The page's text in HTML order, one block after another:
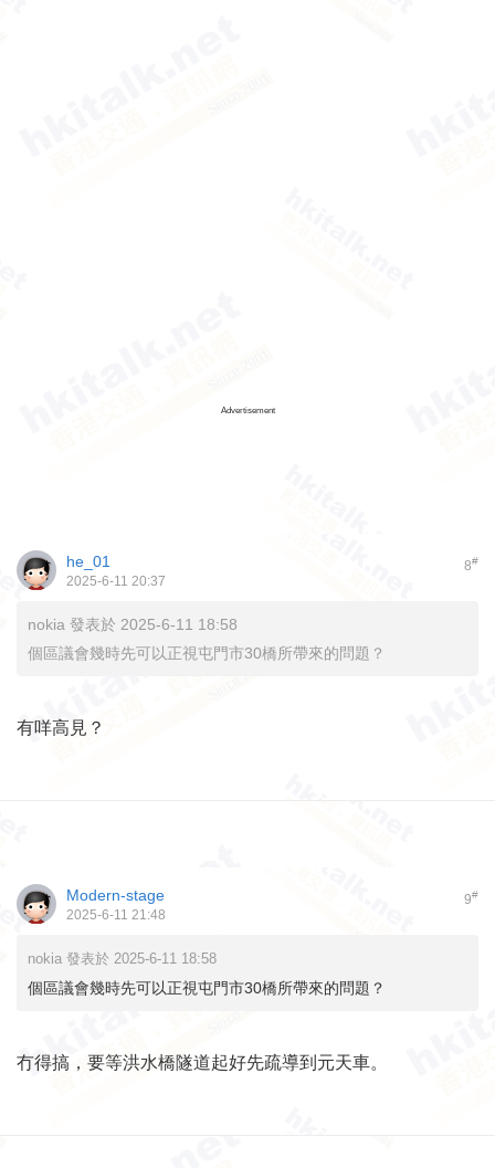
Advertisement
8#
he_01
2025-6-11 20:37
nokia 發表於 2025-6-11 18:58
個區議會幾時先可以正視屯門市30橋所帶來的問題？
有咩高見？
9#
Modern-stage
2025-6-11 21:48
nokia 發表於 2025-6-11 18:58
個區議會幾時先可以正視屯門市30橋所帶來的問題？
冇得搞，要等洪水橋隧道起好先疏導到元天車。